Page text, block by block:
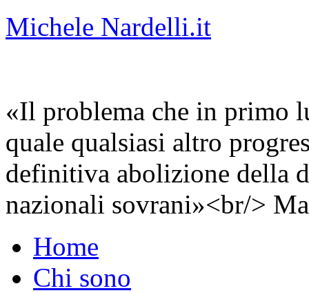
Michele Nardelli.it
«Il problema che in primo
quale qualsiasi altro
definitiva abolizione della
nazionali sovrani»<br/>
Home
Chi sono